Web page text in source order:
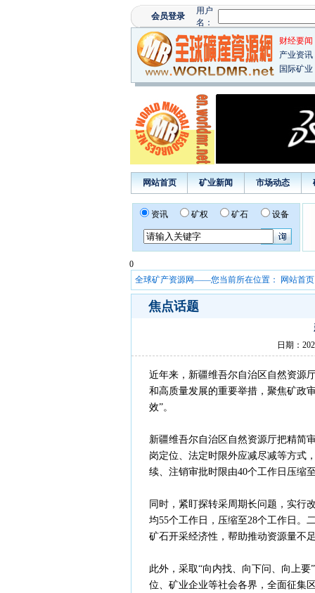
财经要闻
产业资讯
国际矿业
网站首页 矿业新闻 市场动态
资讯 矿权 矿石 设备
0
全球矿产资源网——您当前所在位置：
网站首页
焦点话题
日期：
近年来，新疆维吾尔自治区自然资源
和高质量发展的重要举措，聚焦矿政
效”。
新疆维吾尔自治区自然资源厅把精简
岗定位、法定时限外应减尽减等方式
续、注销审批时限由40个工作日压缩
同时，紧盯探转采周期长问题，实行
均55个工作日，压缩至28个工作日。
矿石开采经济性，帮助推动资源量不
此外，采取“向内找、向下问、向上
位、矿业企业等社会各界，全面征集